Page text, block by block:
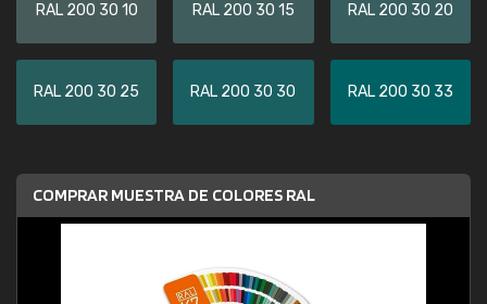
RAL 200 30 10 RAL 200 30 15 RAL 200 30 20
RAL 200 30 25 RAL 200 30 30 RAL 200 30 33
COMPRAR MUESTRA DE COLORES RAL